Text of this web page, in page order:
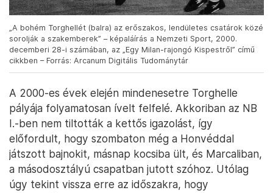
„A bohém Torghellét (balra) az erőszakos, lendületes csatárok közé
sorolják a szakemberek” – képaláírás a Nemzeti Sport, 2000.
decemberi 28-i számában, az „Egy Milan-rajongó Kispestről” című
cikkben – Forrás: Arcanum Digitális Tudománytár
A 2000-es évek elején mindenesetre Torghelle
pályája folyamatosan ívelt felfelé. Akkoriban az NB
I.-ben nem tiltották a kettős igazolást, így
előfordult, hogy szombaton még a Honvéddal
játszott bajnokit, másnap kocsiba ült, és Marcaliban,
a másodosztályú csapatban jutott szóhoz. Utólag
úgy tekint vissza erre az időszakra, hogy